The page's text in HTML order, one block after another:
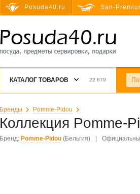
Posuda40.ru San-
КАТАЛОГ ТОВАРОВ 22 679
Бренды Pomme-Pidou
Коллекция Pomme-
Бренд: Pomme-Pidou (Бельгия)